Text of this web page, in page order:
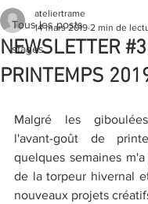
Tous les posts
stages
NEWSLETTER
PRINTEMPS
ateliertrame
14 mars 2019 2 min de
Malgré les
l'avant-goût de
quelques semaines
de la torpeur hivernal
nouveaux projets